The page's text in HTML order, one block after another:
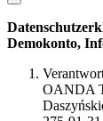
Demokonto,
OANDA